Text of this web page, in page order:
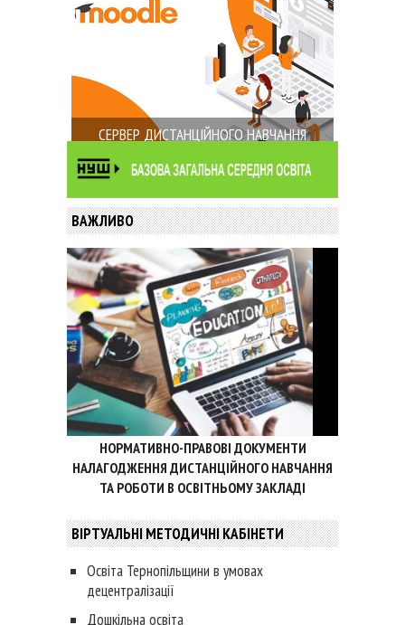
СЕРВЕР ДИСТАНЦІЙНОГО НАВЧАННЯ
ВАЖЛИВО
НОРМАТИВНО-ПРАВОВІ ДОКУМЕНТИ
НАЛАГОДЖЕННЯ ДИСТАНЦІЙНОГО НАВЧАННЯ
ТА РОБОТИ В ОСВІТНЬОМУ ЗАКЛАДІ
ВІРТУАЛЬНІ МЕТОДИЧНІ КАБІНЕТИ
Освіта Тернопільщини в умовах
децентралізації
Дошкільна освіта